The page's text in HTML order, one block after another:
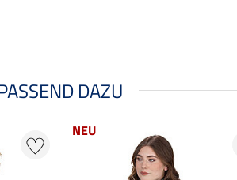
DAZU
NEU